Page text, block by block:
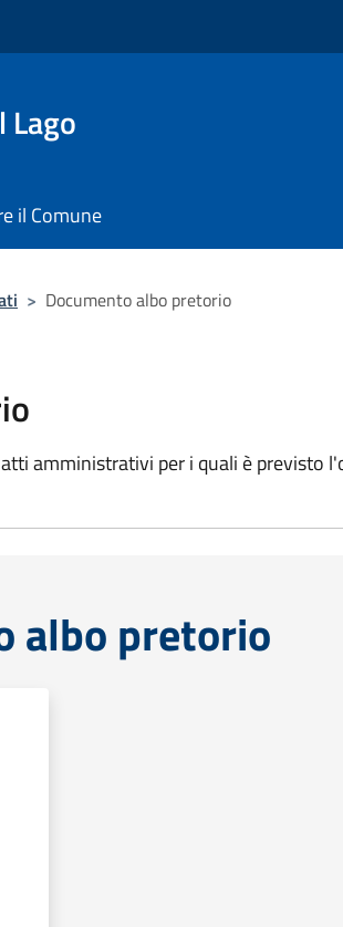
Lago
il Comune
> Documento albo pretorio
amministrativi per i quali è previsto
albo pretorio